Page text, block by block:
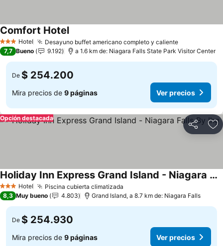
3 Estrellas
Hotel Desayuno buffet americano completo y calienteVer precios
Comfort HotelVer precios
7,7 Bueno 9.192 a 1.6 km de: Niagara Falls State Park Visitor Center
De $ 254.200
Mira precios de 9 páginas Ver precios
Compartir
Opción destacada
3 Estrellas
Hotel Piscina cubierta climatizada
Holiday Inn Express Grand Island - Niagara Falls By Ihg
Ver precios
8,3 Muy bueno 4.803 Grand Island, a 8.7 km de: Niagara Falls
De $ 254.930
Mira precios de 9 páginas Ver precios